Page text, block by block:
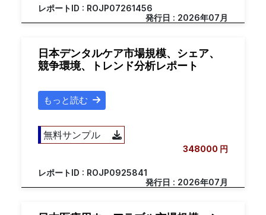
レポートID : ROJP07261456
発行日 : 2026年07月
日本デンタルケア市場規模、シェア、
競争環境、トレンド分析レポート
もっと読む
無料サンプル
348000 円
レポートID : ROJP0925841
発行日 : 2026年07月